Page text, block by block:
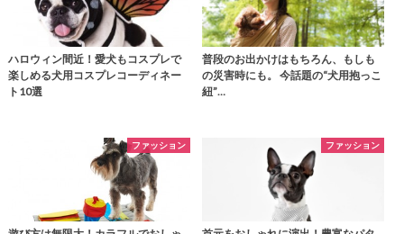
ハロウィン間近！愛犬もコスプレで
楽しめる犬用コスプレコーディネー
ト10選
普段のお出かけはもちろん、もしも
の災害時にも。 今話題の“犬用抱っこ
紐”…
ファッション ファッション